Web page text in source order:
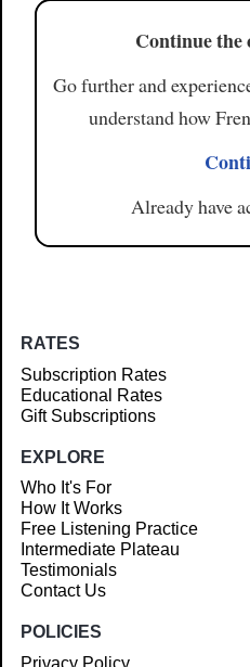
Continue the
Go further and
understand how
Already have
RATES
Subscription Rates
Educational Rates
Gift Subscriptions
EXPLORE
Who It's For
How It Works
Free Listening Practice
Intermediate Plateau
Testimonials
Contact Us
POLICIES
Privacy Policy